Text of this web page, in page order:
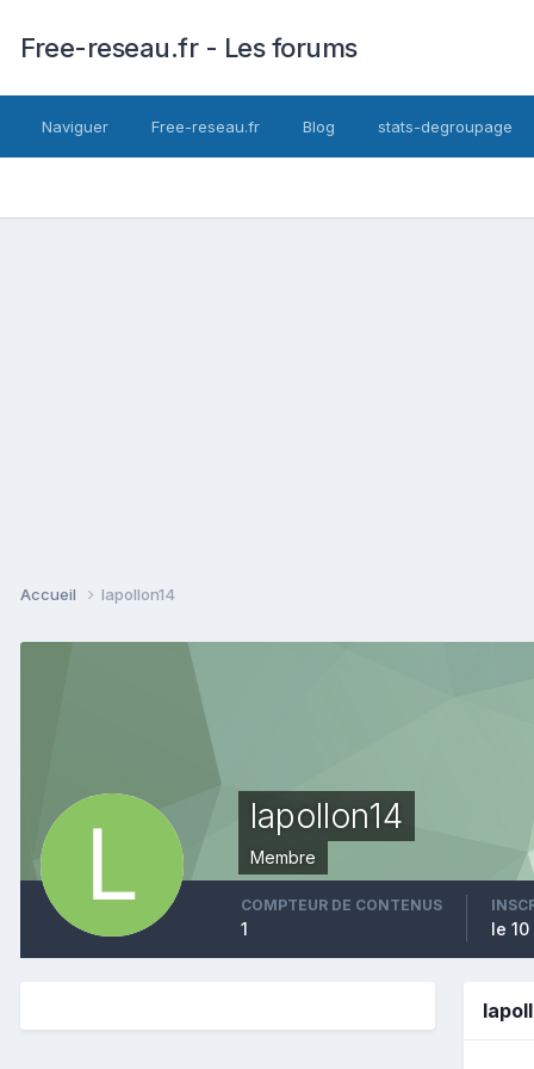
Free-reseau.fr - Les forums
Naviguer Free-reseau.fr Blog stats-degroupage
Accueil lapollon14
lapollon14
Membre
COMPTEUR DE CONTENUS
1 le